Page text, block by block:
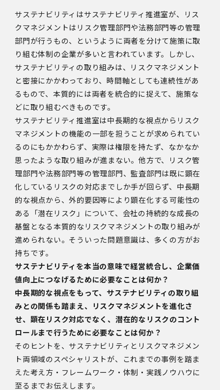
サステナビリティはサステナビリティ推進室が、リス
クマネジメントはリスク管理部門や法務部門等の管理
部門が行うもの、というように両者を分けて施策に取
り組む体制の企業が多いと言われています。しかし、
サステナビリティの取り組みは、リスクマネジメント
と密接にかかわっており、時間軸としても連続性があ
るもので、本質的には両者を統合的に捉えて、施策な
どに取り組むべきものです。
サステナビリティ推進室は中長期的な視点からリスク
マネジメントの機能の一部を担うことが求められてい
るのにもかかわらず、実際は権限を持たず、なかなか
思ったような取り組みが進まない。他方で、リスク管
理部門や法務部門等の管理部門、監査部門は既に顕在
化しているリスクの対応までしか手が回らず、中長期
的な視点から、外的要因等により顕在化する可能性の
ある「潜在リスク」について、会社の持続的な成長の
基盤となる本質的なリスクマネジメントの取り組みが
進められない。そういった問題意識は、多くの方がお
持ちです。
サステナビリティを本当の意味で経営統合し、企業価
値向上につなげるために必要なことは何か？
中長期的な視点をもって、サステナビリティの取り組
みとの関係も踏まえ、リスクマネジメントを進化さ
せ、顕在リスク対応でなく、潜在的なリスクのコント
ロールまで行うために必要なことは何か？
そのヒントを、サステナビリティとリスクマネジメン
ト両領域のスペシャリストが、これまでの事例を踏ま
えた考え方・フレームワーク・体制・実践ノウハウに
至るまでお伝えします。